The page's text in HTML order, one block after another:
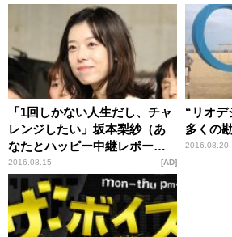
ネイロ
銅メダ
「1回しかない人生だし、チャ
レンジしたい」坂本梨紗（あ
なたとハッピー中継レポータ
ー）
2016.08.15 AD
“リオデ
多くの
2016.08.20